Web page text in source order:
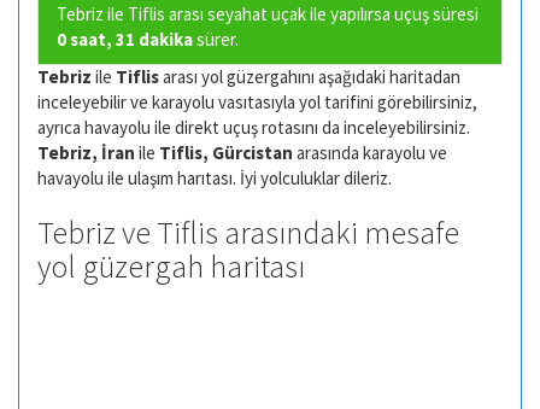
Tebriz ile Tiflis arası seyahat uçak ile yapılırsa uçuş süresi
0 saat, 31 dakikasürer.
Tebriz ile Tiflisarası yol güzergahını aşağıdaki haritadan
inceleyebilir ve karayolu vasıtasıyla yol tarifini görebilirsiniz,
ayrıca havayolu ile direkt uçuş rotasını da inceleyebilirsiniz.
Tebriz, İran ile Tiflis, Gürcistan arasında karayolu ve
havayolu ile ulaşım harıtası. İyi yolculuklar dileriz.
Tebriz ve Tiflis arasındaki mesafe
yol güzergah haritası